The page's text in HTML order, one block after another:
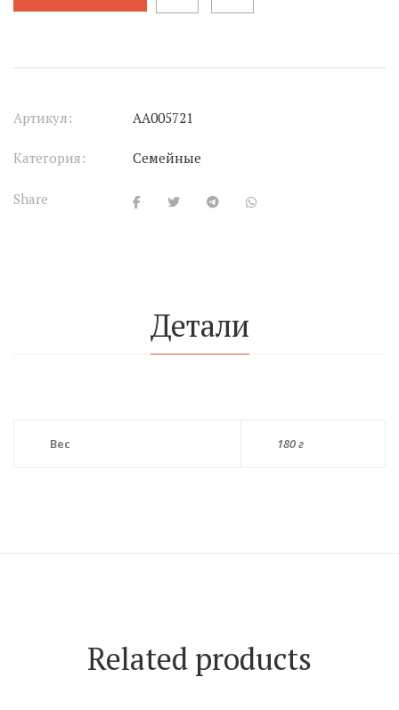
Артикул: АА005721
Категория: Семейные
Share
Детали
Вес 180 г
Related products